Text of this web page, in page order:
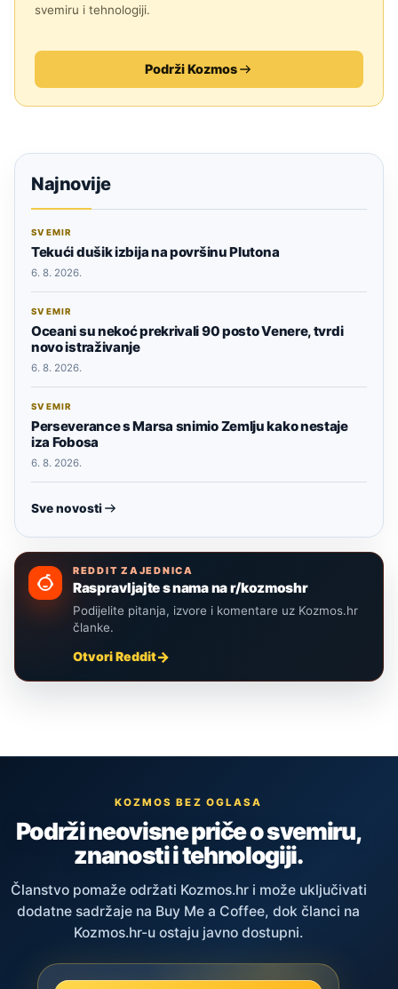
svemiru i tehnologiji.
Podrži Kozmos
Najnovije
SVEMIR
Tekući dušik izbija na površinu Plutona
6. 8. 2026.
SVEMIR
Oceani su nekoć prekrivali 90 posto Venere, tvrdi
novo istraživanje
6. 8. 2026.
SVEMIR
Perseverance s Marsa snimio Zemlju kako nestaje
iza Fobosa
6. 8. 2026.
Sve novosti
REDDIT ZAJEDNICA
Raspravljajte s nama na r/kozmoshr
Podijelite pitanja, izvore i komentare uz Kozmos.hr
članke.
Otvori Reddit
KOZMOS BEZ OGLASA
Podrži neovisne priče o svemiru,
znanosti i tehnologiji.
Članstvo pomaže održati Kozmos.hr i može uključivati
dodatne sadržaje na Buy Me a Coffee, dok članci na
Kozmos.hr-u ostaju javno dostupni.